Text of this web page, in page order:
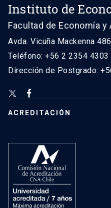
Instituto de
Facultad de Economía
Avda. Vicuña Mackenna
Teléfono: +56 2 2354 4303
Dirección de Postgrado:
ACREDITACIÓN